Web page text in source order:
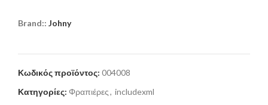
Brand:: Johny
Κωδικός προϊόντος: 004008
Κατηγορίες: Φραπιέρες, includexml